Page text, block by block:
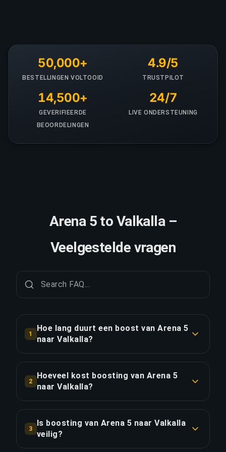
50,000+
BESTELLINGEN VOLTOOID
4.9/5
TRUSTPILOT
14,500+
GEVERIFIEERDE
BEOORDELINGEN
24/7
LIVE ONDERSTEUNING
Arena 5 to Valkalla –
Veelgestelde vragen
1
Hoe lang duurt een boost van Arena 5
naar Valkalla?
doorgaans 2-3 dagen. Met Priority Order is de
levering ongeveer 25% sneller.
2
Hoeveel kost boosting van Arena 5
naar Valkalla?
€481.79 voor de standaardoptie. Priority Order
kost €578.15, en het Full Package met streaming
3
Is boosting van Arena 5 naar Valkalla
veilig?